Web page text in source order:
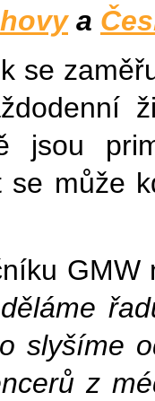
a
se
jsou
se může
slyšíme
z